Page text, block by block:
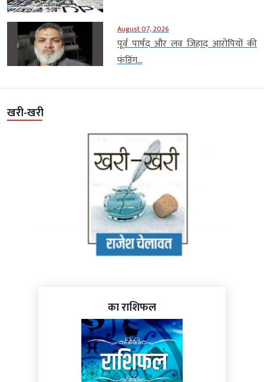
August 07, 2026
पूर्व पार्षद और लव जिहाद आरोपियों की
फंडिंग...
खरी-खरी
का राशिफल